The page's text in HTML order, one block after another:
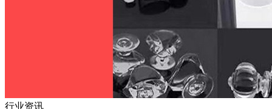
行业资讯